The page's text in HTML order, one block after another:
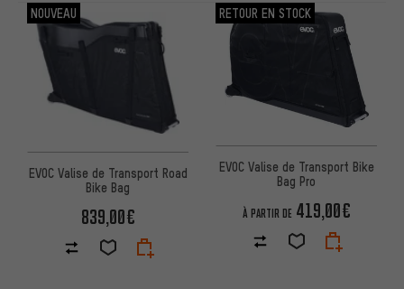
ARTICLES
NOUVEAU
EVOC Valise de Transport Road
Bike Bag
839,00€
RETOUR EN STOCK
EVOC Valise de Transport Bike
Bag Pro
À PARTIR DE 419,00€